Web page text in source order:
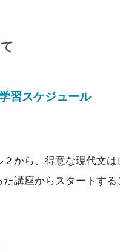
習スケジュール
から、得意な現代文
た講座からスタートす